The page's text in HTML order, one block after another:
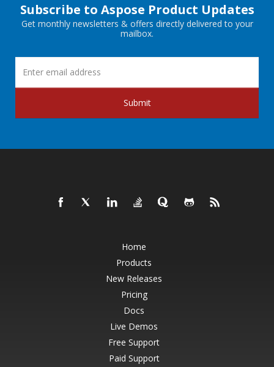
Subscribe to Aspose Product Updates
Get monthly newsletters & offers directly delivered to your
mailbox.
Submit
Home
Products
New Releases
Pricing
Docs
Live Demos
Free Support
Paid Support